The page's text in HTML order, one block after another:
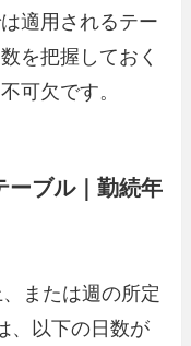
適用されるテー
を把握しておく
可欠です。
ーブル｜勤続年
または週の所定
、以下の日数が